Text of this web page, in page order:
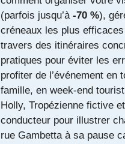
(parfois jusqu’à -70 %),
créneaux les plus
travers des itinéraires
pratiques pour éviter les
profiter de l’événement en
famille, en week‑end
Holly, Tropézienne fictive
conducteur pour illustrer
rue Gambetta à sa pause